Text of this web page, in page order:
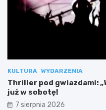
KULTURA WYDARZENIA
Thriller pod gwiazdami:
już w sobotę!
7 sierpnia 2026